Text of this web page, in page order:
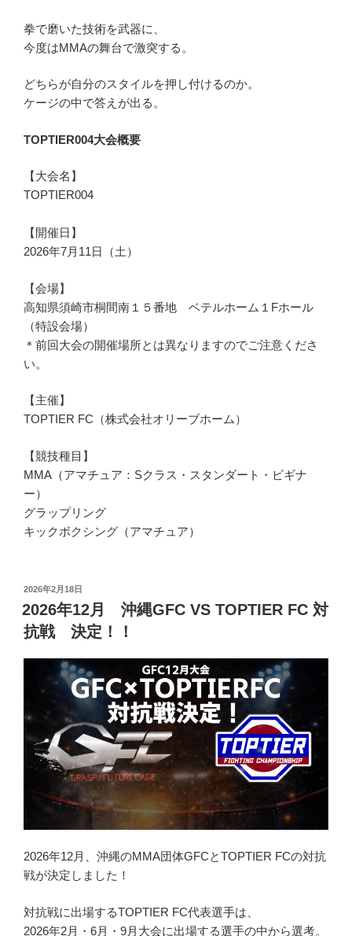
拳で磨いた技術を武器に、
今度はMMAの舞台で激突する。
どちらが自分のスタイルを押し付けるのか。
ケージの中で答えが出る。
TOPTIER004大会概要
【大会名】
TOPTIER004
【開催日】
2026年7月11日（土）
【会場】
高知県須崎市桐間南１５番地 ベテルホーム１Fホール
（特設会場）
＊前回大会の開催場所とは異なりますのでご注意くださ
い。
【主催】
TOPTIER FC（株式会社オリーブホーム）
【競技種目】
MMA（アマチュア：Sクラス・スタンダート・ビギナ
ー）
グラップリング
キックボクシング（アマチュア）
投
稿
日:
2026年2月18日
2026年12月 沖縄GFC VS TOPTIER FC 対
抗戦 決定！！
2026年12月、沖縄のMMA団体GFCとTOPTIER FCの対抗
戦が決定しました！
対抗戦に出場するTOPTIER FC代表選手は、
2026年2月・6月・9月大会に出場する選手の中から選考。